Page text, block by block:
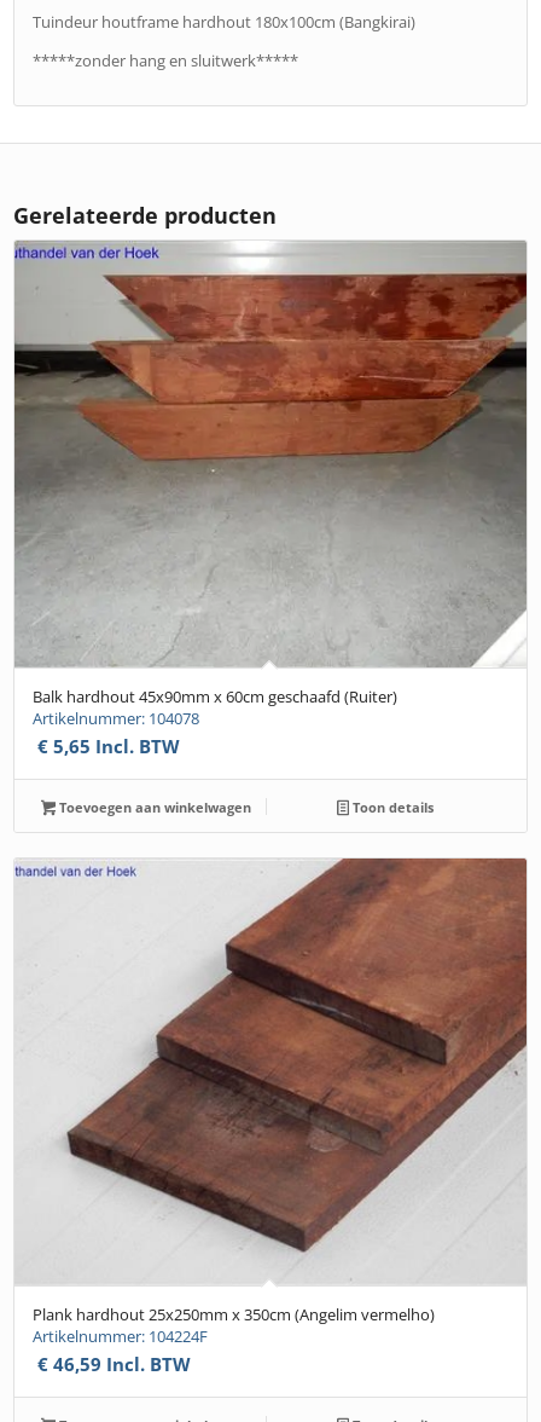
Tuindeur houtframe hardhout 180x100cm (Bangkirai)
*****zonder hang en sluitwerk*****
Gerelateerde producten
Balk hardhout 45x90mm x 60cm geschaafd (Ruiter)
Artikelnummer: 104078
€ 5,65 Incl. BTW
Toevoegen aan winkelwagen Toon details
Plank hardhout 25x250mm x 350cm (Angelim vermelho)
Artikelnummer: 104224F
€ 46,59 Incl. BTW